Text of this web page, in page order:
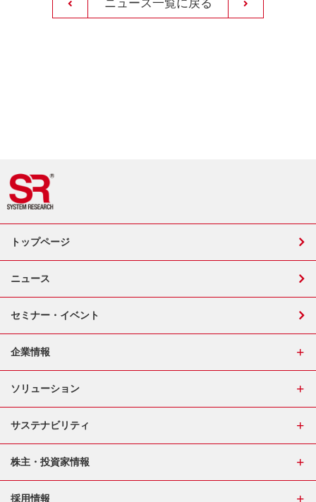
ニュース一覧に戻る
トップページ
ニュース
セミナー・イベント
企業情報
ソリューション
サステナビリティ
株主・投資家情報
採用情報